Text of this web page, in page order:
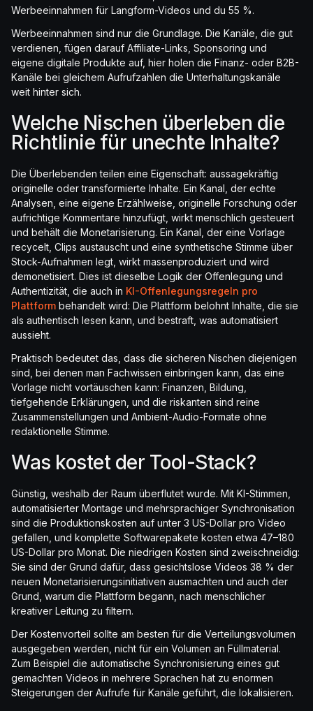
Werbeeinnahmen für Langform-Videos und du 55 %.
Werbeeinnahmen sind nur die Grundlage. Die Kanäle, die gut
verdienen, fügen darauf Affiliate-Links, Sponsoring und
eigene digitale Produkte auf, hier holen die Finanz- oder B2B-
Kanäle bei gleichem Aufrufzahlen die Unterhaltungskanäle
weit hinter sich.
Welche Nischen überleben die
Richtlinie für unechte Inhalte?
Die Überlebenden teilen eine Eigenschaft: aussagekräftig
originelle oder transformierte Inhalte. Ein Kanal, der echte
Analysen, eine eigene Erzählweise, originelle Forschung oder
aufrichtige Kommentare hinzufügt, wirkt menschlich gesteuert
und behält die Monetarisierung. Ein Kanal, der eine Vorlage
recycelt, Clips austauscht und eine synthetische Stimme über
Stock-Aufnahmen legt, wirkt massenproduziert und wird
demonetisiert. Dies ist dieselbe Logik der Offenlegung und
Authentizität, die auch in KI-Offenlegungsregeln pro
Plattform behandelt wird: Die Plattform belohnt Inhalte, die sie
als authentisch lesen kann, und bestraft, was automatisiert
aussieht.
Praktisch bedeutet das, dass die sicheren Nischen diejenigen
sind, bei denen man Fachwissen einbringen kann, das eine
Vorlage nicht vortäuschen kann: Finanzen, Bildung,
tiefgehende Erklärungen, und die riskanten sind reine
Zusammenstellungen und Ambient-Audio-Formate ohne
redaktionelle Stimme.
Was kostet der Tool-Stack?
Günstig, weshalb der Raum überflutet wurde. Mit KI-Stimmen,
automatisierter Montage und mehrsprachiger Synchronisation
sind die Produktionskosten auf unter 3 US-Dollar pro Video
gefallen, und komplette Softwarepakete kosten etwa 47–180
US-Dollar pro Monat. Die niedrigen Kosten sind zweischneidig:
Sie sind der Grund dafür, dass gesichtslose Videos 38 % der
neuen Monetarisierungsinitiativen ausmachten und auch der
Grund, warum die Plattform begann, nach menschlicher
kreativer Leitung zu filtern.
Der Kostenvorteil sollte am besten für die Verteilungsvolumen
ausgegeben werden, nicht für ein Volumen an Füllmaterial.
Zum Beispiel die automatische Synchronisierung eines gut
gemachten Videos in mehrere Sprachen hat zu enormen
Steigerungen der Aufrufe für Kanäle geführt, die lokalisieren.